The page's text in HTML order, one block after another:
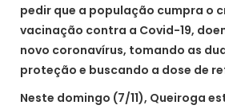
pedir que a população cumpra o
vacinação contra a Covid-19,
novo coronavírus, tomando as
proteção e buscando a dose de
Neste domingo (7/11), Queiroga